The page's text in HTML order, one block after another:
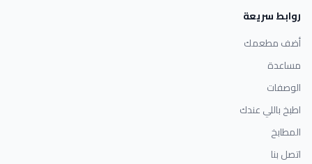
روابط سريعة
أضف مطعمك
مساعدة
الوصفات
اطبخ باللي عندك
المطابخ
اتصل بنا